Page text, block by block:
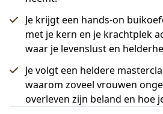
Je krijgt een hands-on
met je kern en je krachtplek
waar je levenslust en
Je volgt een heldere
waarom zoveel vrouwen
overleven zijn beland en hoe